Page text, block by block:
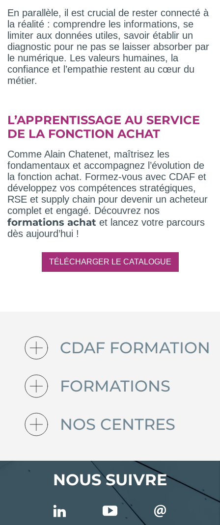
En parallèle, il est crucial de rester connecté à
la réalité : comprendre les informations, se
limiter aux données utiles, savoir établir un
diagnostic pour ne pas se laisser absorber par
le numérique. Les valeurs humaines, la
confiance et l’empathie restent au cœur du
métier.
L’APPRENTISSAGE AU SERVICE
DE LA FONCTION ACHAT
Comme Alain Chatenet, maîtrisez les
fondamentaux et accompagnez l’évolution de
la fonction achat. Formez-vous avec CDAF et
développez vos compétences stratégiques,
RSE et supply chain pour devenir un acheteur
complet et engagé. Découvrez nos
formations achat et lancez votre parcours
dès aujourd’hui !
TÉLÉCHARGER LE CATALOGUE
CDAF FORMATION
FORMATIONS
NOS CENTRES
NOUS SUIVRE